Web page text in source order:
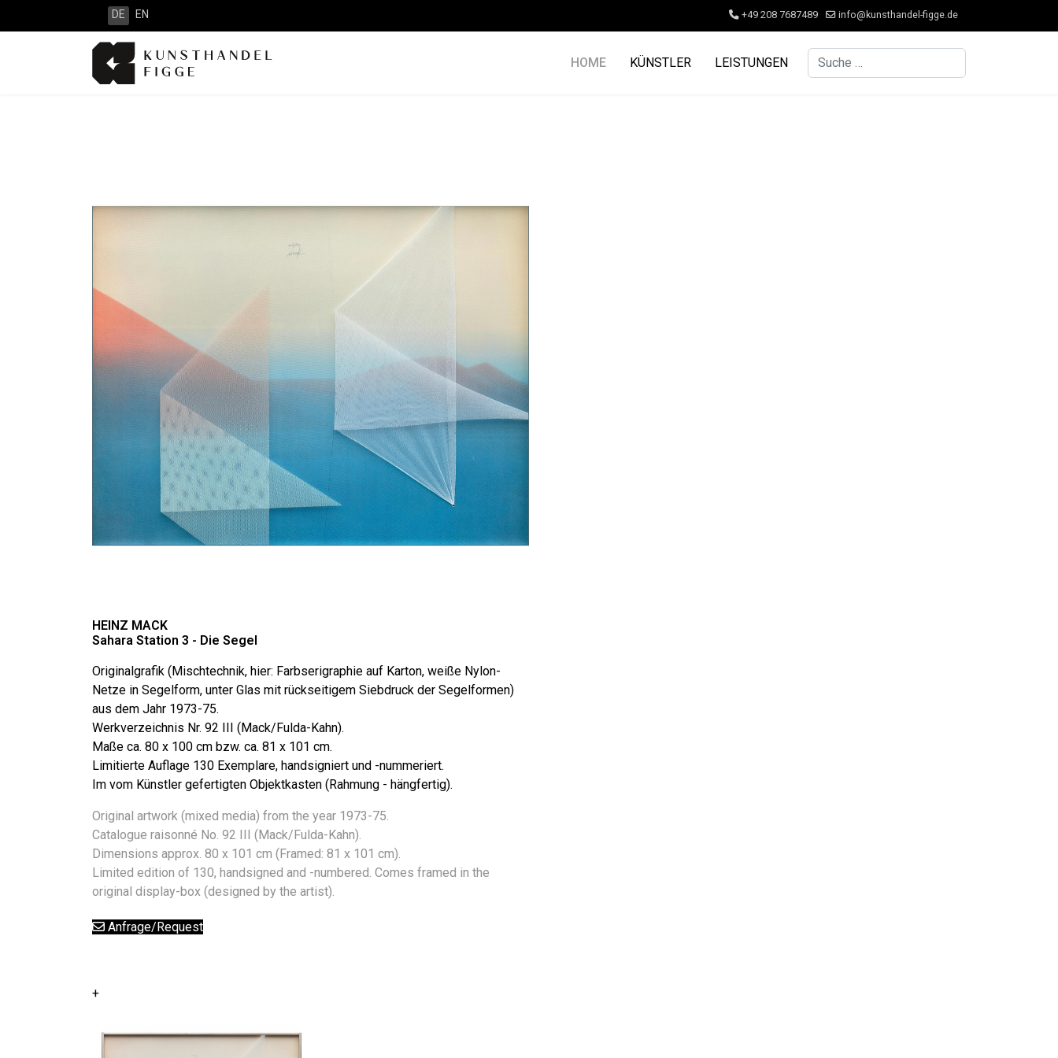
DE EN +49 208 7687489 info@kunsthandel-figge.de
HOME KÜNSTLER LEISTUNGEN Suchen
HEINZ MACK
Sahara Station 3 - Die Segel
Originalgrafik (Mischtechnik, hier: Farbserigraphie auf Karton, weiße Nylon-
Netze in Segelform, unter Glas mit rückseitigem Siebdruck der Segelformen)
aus dem Jahr 1973-75.
Werkverzeichnis Nr. 92 III (Mack/Fulda-Kahn).
Maße ca. 80 x 100 cm bzw. ca. 81 x 101 cm.
Limitierte Auflage 130 Exemplare, handsigniert und -nummeriert.
Im vom Künstler gefertigten Objektkasten (Rahmung - hängfertig).
Original artwork (mixed media) from the year 1973-75.
Catalogue raisonné No. 92 III (Mack/Fulda-Kahn).
Dimensions approx. 80 x 101 cm (Framed: 81 x 101 cm).
Limited edition of 130, handsigned and -numbered. Comes framed in the
original display-box (designed by the artist).
Anfrage/Request
+